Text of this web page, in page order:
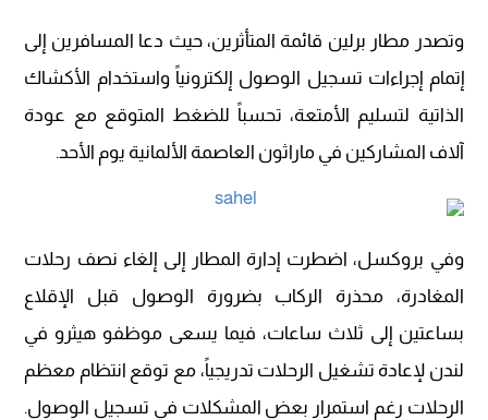
وتصدر مطار برلين قائمة المتأثرين، حيث دعا المسافرين إلى
إتمام إجراءات تسجيل الوصول إلكترونياً واستخدام الأكشاك
الذاتية لتسليم الأمتعة، تحسباً للضغط المتوقع مع عودة
آلاف المشاركين في ماراثون العاصمة الألمانية يوم الأحد.
وفي بروكسل، اضطرت إدارة المطار إلى إلغاء نصف رحلات
المغادرة، محذرة الركاب بضرورة الوصول قبل الإقلاع
بساعتين إلى ثلاث ساعات، فيما يسعى موظفو هيثرو في
لندن لإعادة تشغيل الرحلات تدريجياً، مع توقع انتظام معظم
الرحلات رغم استمرار بعض المشكلات في تسجيل الوصول.